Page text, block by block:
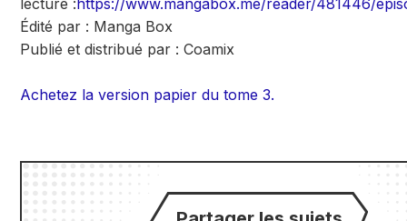
lecture :https://www.mangabox.me/reader/481446/
Édité par : Manga Box
Publié et distribué par : Coamix
Achetez la version papier du tome 3.